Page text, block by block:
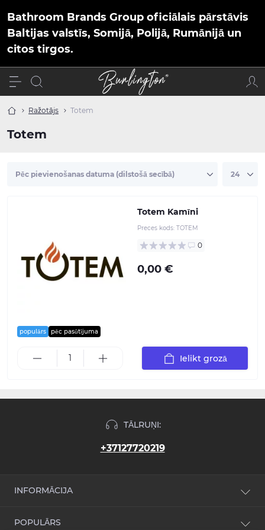
Bathroom Brands Group oficiālais pārstāvis
Baltijas valstīs, Somijā, Polijā, Rumānijā un
citos tirgos.
Ražotājs Totem
Totem
populārs pēc pasūtījuma
Totem Kamīni
Preces kods: TOTEM
0
0,00 €
Ielikt grozā
TĀLRUŅI:
+37127720219
INFORMĀCIJA
POPULĀRS